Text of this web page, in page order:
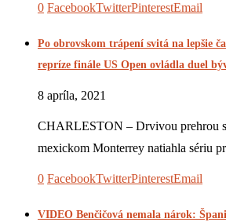
0 FacebookTwitterPinterestEmail
Po obrovskom trápení svitá na lepšie
repríze finále US Open ovládla duel
8 apríla, 2021
CHARLESTON – Drvivou prehrou
mexickom Monterrey natiahla sériu
0 FacebookTwitterPinterestEmail
VIDEO Benčičová nemala nárok: